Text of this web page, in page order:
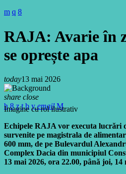
RAJA: Avarie în
se oprește apa
today13 mai 2026
share close
email
Imagine cu rol ilustrativ
Echipele RAJA vor executa lucrări
survenite pe magistrala de
600 mm, de pe Bulevardul
Complex Dacia din municipiul
13 mai 2026, ora 22.00, până joi, 14